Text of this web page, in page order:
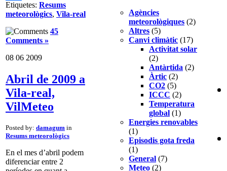
Comparteix
Etiquetes: Resums
meteorològics, Vila-real
45
Comments »
08 06 2009
Abril de 2009 a
Vila-real,
VilMeteo
Posted by: damagum in
Resums meteorològics
En el mes d’abril podem
diferenciar entre 2
Agències
meteorològiques (2)
Altres (5)
Canvi climàtic (17)
Activitat solar
(2)
Antàrtida (2)
Àrtic (2)
CO2 (5)
ICCC (2)
Temperatura
global (1)
Energies renovables
(1)
Episodis gota freda
(1)
General (7)
Meteo (2)